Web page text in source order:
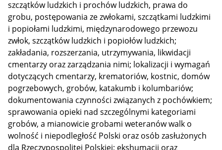
szczątków ludzkich i prochów ludzkich, prawa do
grobu, postępowania ze zwłokami, szczątkami ludzkimi
i popiołami ludzkimi, międzynarodowego przewozu
zwłok, szczątków ludzkich i popiołów ludzkich;
zakładania, rozszerzania, utrzymywania, likwidacji
cmentarzy oraz zarządzania nimi; lokalizacji i wymagań
dotyczących cmentarzy, krematoriów, kostnic, domów
pogrzebowych, grobów, katakumb i kolumbariów;
dokumentowania czynności związanych z pochówkiem;
sprawowania opieki nad szczególnymi kategoriami
grobów, a mianowicie grobami weteranów walk o
wolność i niepodległość Polski oraz osób zasłużonych
dla Rzeczypospolitej Polskiej; ekshumacji oraz